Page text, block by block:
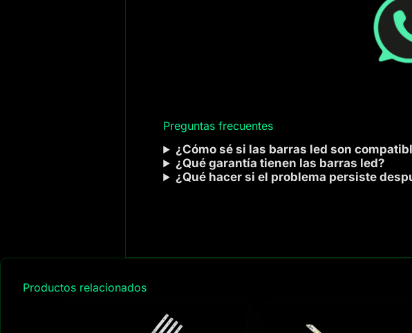
Preguntas frecuentes
¿Cómo sé si las barras led son
¿Qué garantía tienen las barras led?
¿Qué hacer si el problema persiste
Productos relacionados